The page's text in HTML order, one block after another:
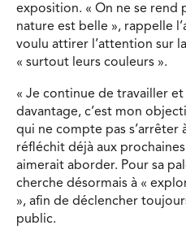
exposition. « On ne se rend
nature est belle », rappelle
voulu attirer l’attention sur
« surtout leurs couleurs ».
« Je continue de travailler
davantage, c’est mon
qui ne compte pas
réfléchit déjà aux
aimerait aborder. Pour sa
cherche désormais à «
», afin de déclencher
public.